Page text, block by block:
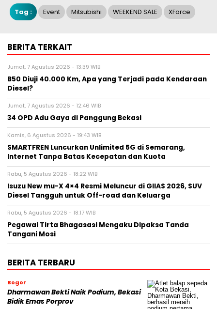
Tag : Event Mitsubishi WEEKEND SALE XForce
BERITA TERKAIT
Jumat, 7 Agustus 2026 - 13:39 WIB
B50 Diuji 40.000 Km, Apa yang Terjadi pada Kendaraan
Diesel?
Jumat, 7 Agustus 2026 - 12:46 WIB
34 OPD Adu Gaya di Panggung Bekasi
Kamis, 6 Agustus 2026 - 19:43 WIB
SMARTFREN Luncurkan Unlimited 5G di Semarang,
Internet Tanpa Batas Kecepatan dan Kuota
Rabu, 5 Agustus 2026 - 18:22 WIB
Isuzu New mu-X 4×4 Resmi Meluncur di GIIAS 2026, SUV
Diesel Tangguh untuk Off-road dan Keluarga
Rabu, 5 Agustus 2026 - 18:17 WIB
Pegawai Tirta Bhagasasi Mengaku Dipaksa Tanda
Tangani Mosi
BERITA TERBARU
Bogor
Dharmawan Bekti Naik Podium, Bekasi
Bidik Emas Porprov